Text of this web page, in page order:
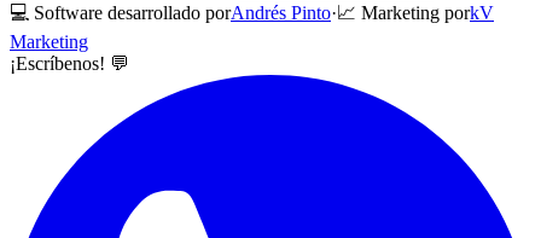
💻 Software desarrollado porAndrés Pinto·📈 Marketing porkV
Marketing
¡Escríbenos! 💬